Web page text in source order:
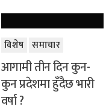
विशेष समाचार
आगामी तीन दिन कुन-
कुन प्रदेशमा हुँदैछ भारी
वर्षा ?